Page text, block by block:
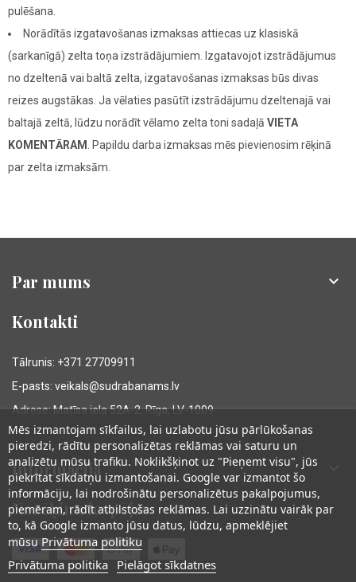
pulēšana.
Norādītās izgatavošanas izmaksas attiecas uz klasiskā
(sarkanīgā) zelta toņa izstrādājumiem. Izgatavojot izstrādājumus
no dzeltenā vai baltā zelta, izgatavošanas izmaksas būs divas
reizes augstākas. Ja vēlaties pasūtīt izstrādājumu dzeltenajā vai
baltajā zeltā, lūdzu norādīt vēlamo zelta toni sadaļā VIETA
KOMENTĀRAM . Papildu darba izmaksas mēs pievienosim rēķinā
par zelta izmaksām.
Par mums 
Kontakti
Tālrunis: +371 27709911
E-pasts: veikals@sudrabanams.lv
Adrese: Matīsa iela 52A-2, Rīga, LV-1009
Informācija
Norēķinu iespējas
Mēs izmantojam sīkfailus, lai uzlabotu jūsu pārlūkošanas
pieredzi, rādītu personalizētas reklāmas vai saturu un
analizētu mūsu trafiku. Noklikšķinot uz "Pieņemt visu", jūs
piekrītat sīkdatņu izmantošanai. Google var izmantot šo
informāciju, lai nodrošinātu personalizētus pakalpojumus,
piemēram, rādīt atbilstošas reklāmas. Lai uzzinātu vairāk par
to, kā Google izmanto jūsu datus, lūdzu, apmeklējiet
mūsu Privātuma politiku
Privātuma politika Pielāgot sīkdatnes